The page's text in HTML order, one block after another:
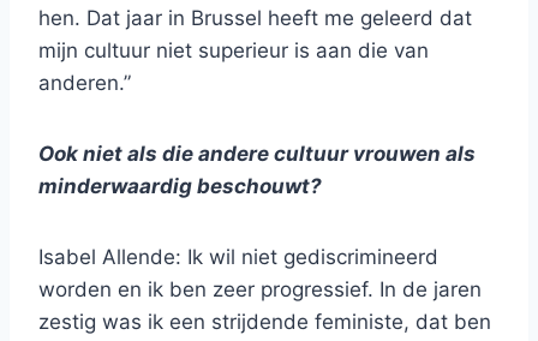
hen. Dat jaar in Brussel heeft me geleerd dat
mijn cultuur niet superieur is aan die van
anderen.”
Ook niet als die andere cultuur vrouwen als
minderwaardig beschouwt?
Isabel Allende: Ik wil niet gediscrimineerd
worden en ik ben zeer progressief. In de jaren
zestig was ik een strijdende feministe, dat ben